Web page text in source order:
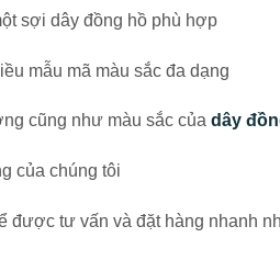
sợi dây đồng hồ phù hợp
mẫu mã màu sắc đa dạng
cũng như màu sắc của dây
của chúng tôi
được tư vấn và đặt hàng nhanh